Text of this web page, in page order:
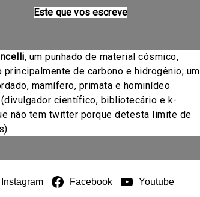
Este que vos escreve
, um punhado de material cósmico,
principalmente de carbono e hidrogênio; um
mamífero, primata e hominídeo
científico, bibliotecário e k-
não tem twitter porque detesta limite de
Instagram Facebook Youtube